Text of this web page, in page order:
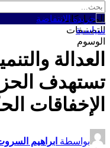
المشاركات
التصنيفات
الوسوم
سياسية
العدالة
تستهدف
الإخفاقات
بواسطة ابراهيم